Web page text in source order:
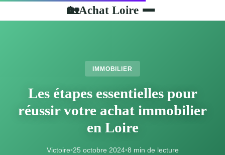
🏡Achat Loire
IMMOBILIER
Les étapes essentielles pour
réussir votre achat immobilier
en Loire
Victoire•25 octobre 2024•8 min de lecture